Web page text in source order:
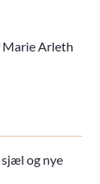
Marie Arleth
og nye